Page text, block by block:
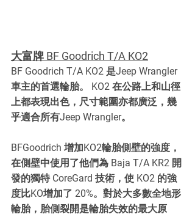
大富牌 BF Goodrich T/A KO2
BF Goodrich T/A KO2 是Jeep Wrangler
車主的首選輪胎。 KO2 在公路上和山徑
上都表現出色，尺寸範圍亦都廣泛，幾
乎適合所有Jeep Wrangler。
BFGoodrich 增加KO2輪胎側壁的強度，
在側壁中使用了他們為 Baja T/A KR2 開
發的獨特 CoreGard 技術，使 KO2 的強
度比KO增加了 20%。對於大多數全地形
輪胎，胎側裂開是輪胎失效的最大原